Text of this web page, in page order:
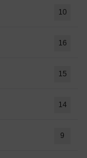
10
16
15
14
9